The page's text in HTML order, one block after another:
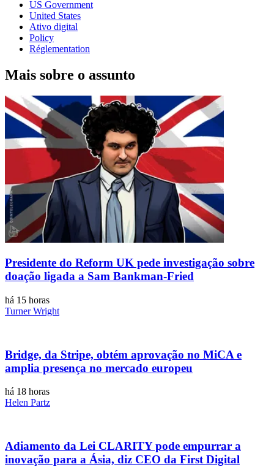
US Government
United States
Ativo digital
Policy
Réglementation
Mais sobre o assunto
Presidente do Reform UK pede investigação sobre
doação ligada a Sam Bankman-Fried
há 15 horas
Turner Wright
Bridge, da Stripe, obtém aprovação no MiCA e
amplia presença no mercado europeu
há 18 horas
Helen Partz
Adiamento da Lei CLARITY pode empurrar a
inovação para a Ásia, diz CEO da First Digital